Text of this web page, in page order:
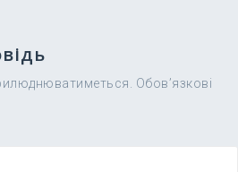
Обов’язкові